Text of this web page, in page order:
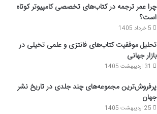
چرا عمر ترجمه در کتاب‌های تخصصی کامپیوتر کوتاه
است؟
5 خرداد 1405
تحلیل موفقیت کتاب‌های فانتزی و علمی تخیلی در
بازار جهانی
31 اردیبهشت 1405
پرفروش‌ترین مجموعه‌های چند جلدی در تاریخ نشر
جهان
25 اردیبهشت 1405